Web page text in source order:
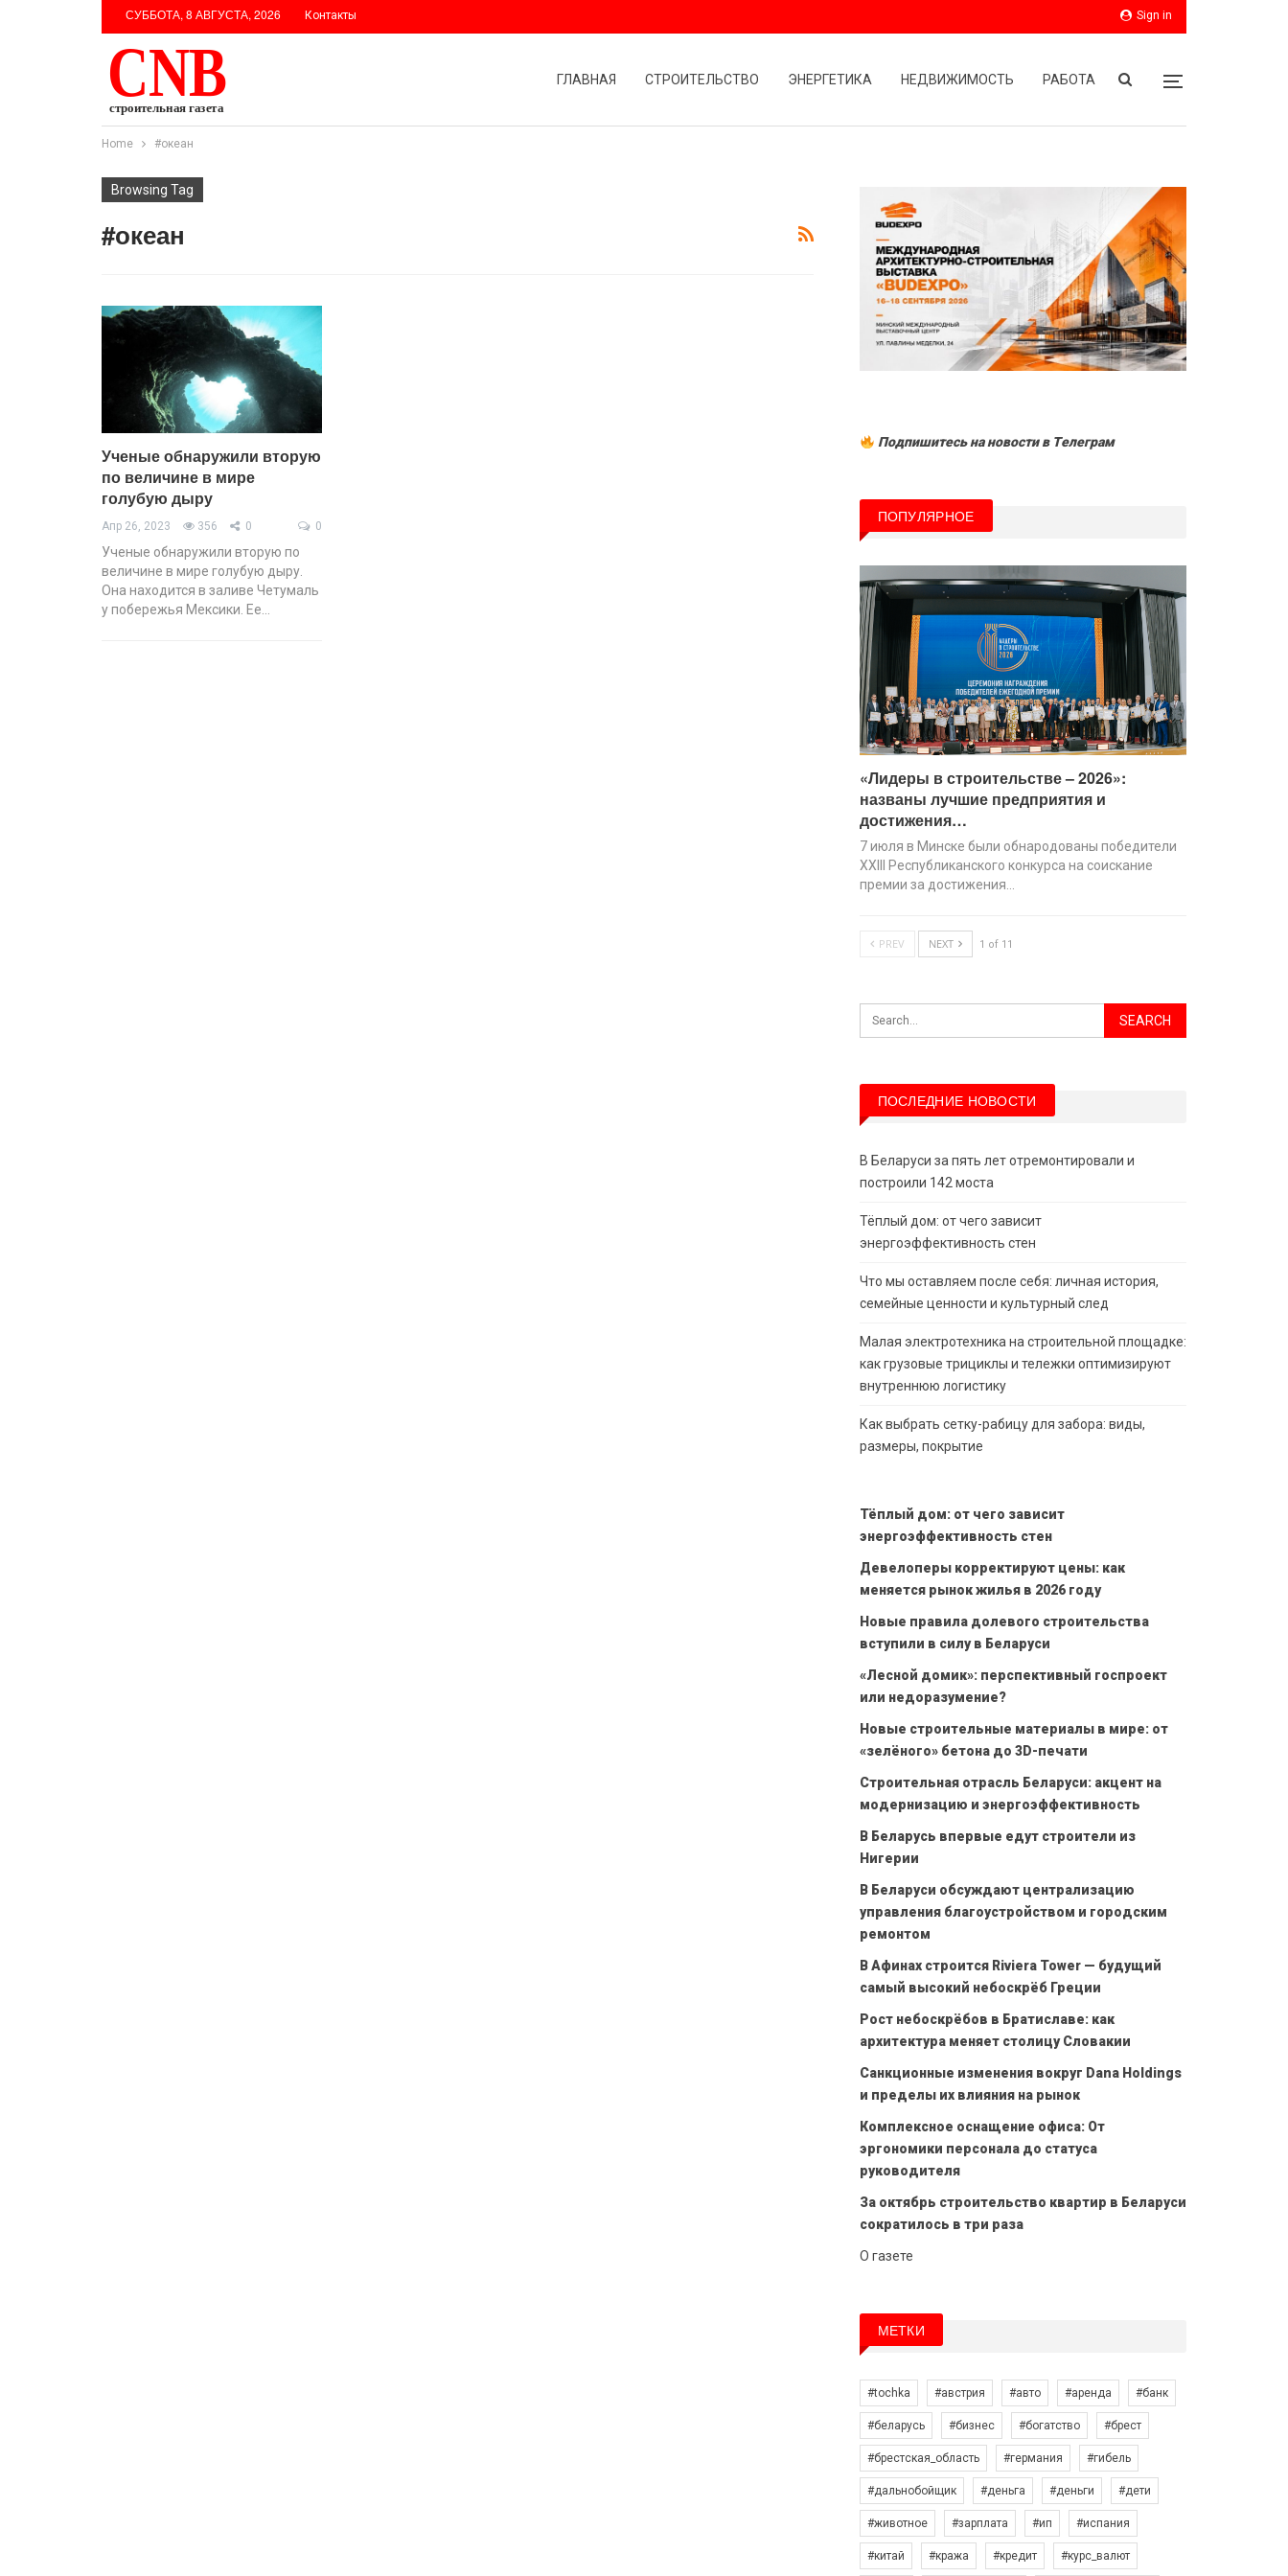
Sign in
СУББОТА, 8 АВГУСТА, 2026 Контакты
ГЛАВНАЯ СТРОИТЕЛЬСТВО ЭНЕРГЕТИКА НЕДВИЖИМОСТЬ РАБОТА
Home #океан
Browsing Tag
#океан
Ученые обнаружили вторую
по величине в мире
голубую дыру
Апр 26, 2023 356 0 0
Ученые обнаружили вторую по
величине в мире голубую дыру.
Она находится в заливе Четумаль
у побережья Мексики. Ее…
Подпишитесь на новости в Tелеграм
ПОПУЛЯРНОЕ
«Лидеры в строительстве – 2026»:
названы лучшие предприятия и
достижения…
7 июля в Минске были обнародованы победители
XХIII Республиканского конкурса на соискание
премии за достижения…
PREV NEXT 1 of 11
ПОСЛЕДНИЕ НОВОСТИ
В Беларуси за пять лет отремонтировали и
построили 142 моста
Тёплый дом: от чего зависит
энергоэффективность стен
Что мы оставляем после себя: личная история,
семейные ценности и культурный след
Малая электротехника на строительной площадке:
как грузовые трициклы и тележки оптимизируют
внутреннюю логистику
Как выбрать сетку-рабицу для забора: виды,
размеры, покрытие
Тёплый дом: от чего зависит
энергоэффективность стен
Девелоперы корректируют цены: как
меняется рынок жилья в 2026 году
Новые правила долевого строительства
вступили в силу в Беларуси
«Лесной домик»: перспективный госпроект
или недоразумение?
Новые строительные материалы в мире: от
«зелёного» бетона до 3D-печати
Строительная отрасль Беларуси: акцент на
модернизацию и энергоэффективность
В Беларусь впервые едут строители из
Нигерии
В Беларуси обсуждают централизацию
управления благоустройством и городским
ремонтом
В Афинах строится Riviera Tower — будущий
самый высокий небоскрёб Греции
Рост небоскрёбов в Братиславе: как
архитектура меняет столицу Словакии
Санкционные изменения вокруг Dana Holdings
и пределы их влияния на рынок
Комплексное оснащение офиса: От
эргономики персонала до статуса
руководителя
За октябрь строительство квартир в Беларуси
сократилось в три раза
О газете
МЕТКИ
#tochka #австрия #авто #аренда #банк
#беларусь #бизнес #богатство #брест
#брестская_область #германия #гибель
#дальнобойщик #деньга #деньги #дети
#животное #зарплата #ип #испания
#китай #кража #кредит #курс_валют